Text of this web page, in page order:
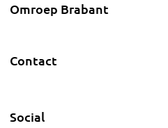
Omroep Brabant
Contact
Social